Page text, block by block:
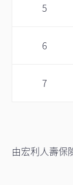
5
6
7
由宏利人壽保